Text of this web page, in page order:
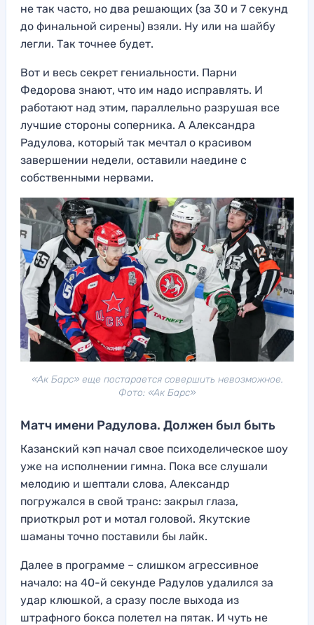
не так часто, но два решающих (за 30 и 7 секунд
до финальной сирены) взяли. Ну или на шайбу
легли. Так точнее будет.
Вот и весь секрет гениальности. Парни
Федорова знают, что им надо исправлять. И
работают над этим, параллельно разрушая все
лучшие стороны соперника. А Александра
Радулова, который так мечтал о красивом
завершении недели, оставили наедине с
собственными нервами.
«Ак Барс» еще постарается совершить невозможное.
Фото: «Ак Барс»
Матч имени Радулова. Должен был быть
Казанский кэп начал свое психоделическое шоу
уже на исполнении гимна. Пока все слушали
мелодию и шептали слова, Александр
погружался в свой транс: закрыл глаза,
приоткрыл рот и мотал головой. Якутские
шаманы точно поставили бы лайк.
Далее в программе – слишком агрессивное
начало: на 40-й секунде Радулов удалился за
удар клюшкой, а сразу после выхода из
штрафного бокса полетел на пятак. И чуть не